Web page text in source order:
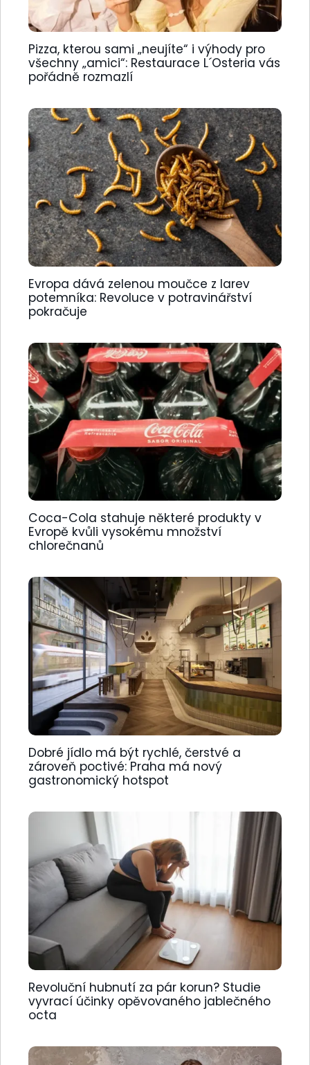
Pizza, kterou sami „neujíte“ i výhody pro
všechny „amici“: Restaurace L´Osteria vás
pořádně rozmazlí
Evropa dává zelenou moučce z larev
potemníka: Revoluce v potravinářství
pokračuje
Coca-Cola stahuje některé produkty v
Evropě kvůli vysokému množství
chlorečnanů
Dobré jídlo má být rychlé, čerstvé a
zároveň poctivé: Praha má nový
gastronomický hotspot
Revoluční hubnutí za pár korun? Studie
vyvrací účinky opěvovaného jablečného
octa